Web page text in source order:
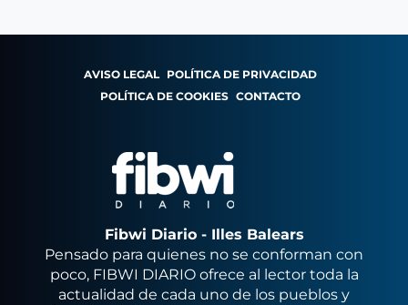
AVISO LEGAL POLÍTICA DE PRIVACIDAD
POLÍTICA DE COOKIES CONTACTO
Fibwi Diario - Illes Balears
Pensado para quienes no se conforman con
poco, FIBWI DIARIO ofrece al lector toda la
actualidad de cada uno de los pueblos y